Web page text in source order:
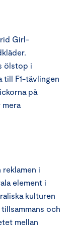
Girl-
ölstop i
till F1-tävlingen
på
reklamen i
element i
kulturen
och
mellan